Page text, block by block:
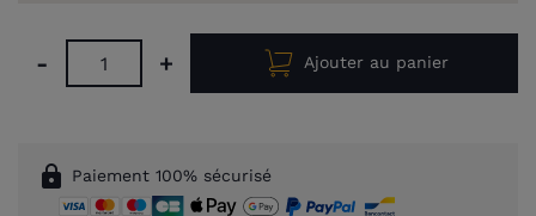
- + Ajouter au panier
lock Paiement 100% sécurisé